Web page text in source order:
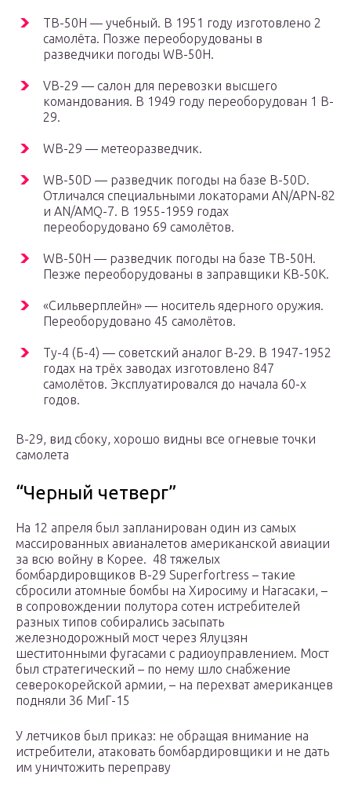
TB-50H — учебный. В 1951 году изготовлено 2
самолёта. Позже переоборудованы в
разведчики погоды WB-50H.
VB-29 — салон для перевозки высшего
командования. В 1949 году переоборудован 1 B-
29.
WB-29 — метеоразведчик.
WB-50D — разведчик погоды на базе B-50D.
Отличался специальными локаторами AN/APN-82
и AN/AMQ-7. В 1955-1959 годах
переоборудовано 69 самолётов.
WB-50H — разведчик погоды на базе TB-50H.
Пезже переоборудованы в заправщики KB-50K.
«Сильверплейн» — носитель ядерного оружия.
Переоборудовано 45 самолётов.
Ту-4 (Б-4) — советский аналог B-29. В 1947-1952
годах на трёх заводах изготовлено 847
самолётов. Эксплуатировался до начала 60-х
годов.
B-29, вид сбоку, хорошо видны все огневые точки
самолета
“Черный четверг”
На 12 апреля был запланирован один из самых
массированных авианалетов американской авиации
за всю войну в Корее. 48 тяжелых
бомбардировщиков B-29 Superfortress – такие
сбросили атомные бомбы на Хиросиму и Нагасаки, –
в сопровождении полутора сотен истребителей
разных типов собирались засыпать
железнодорожный мост через Ялуцзян
шеститонными фугасами с радиоуправлением. Мост
был стратегический – по нему шло снабжение
северокорейской армии, – на перехват американцев
подняли 36 МиГ-15
У летчиков был приказ: не обращая внимание на
истребители, атаковать бомбардировщики и не дать
им уничтожить переправу